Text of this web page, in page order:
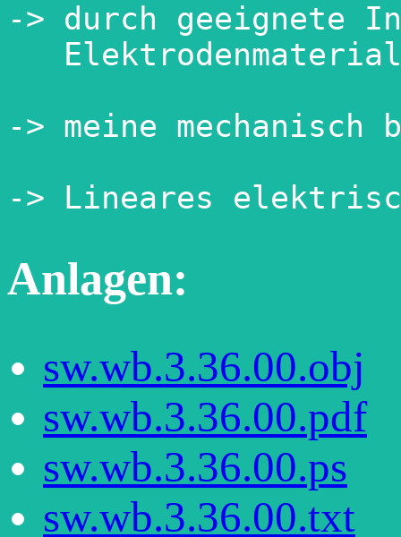
-> durch geeignete
-> meine mechanisch
Anlagen:
sw.wb.3.36.00.obj
sw.wb.3.36.00.pdf
sw.wb.3.36.00.ps
sw.wb.3.36.00.txt